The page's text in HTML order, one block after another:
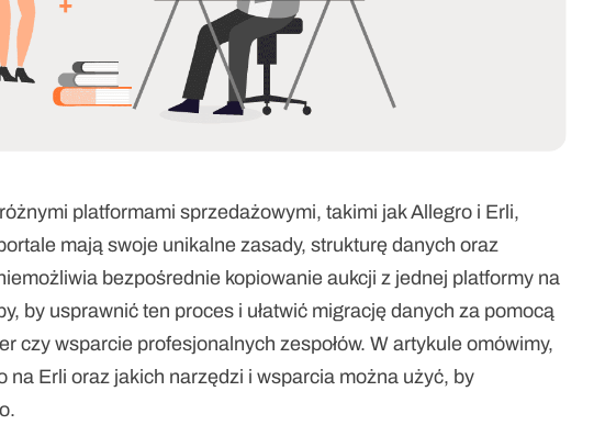
platformami sprzedażowymi, takimi jak Allegro i Erli,
mają swoje unikalne zasady, strukturę danych oraz
bezpośrednie kopiowanie aukcji z jednej platformy na
by usprawnić ten proces i ułatwić migrację danych za pomocą
czy wsparcie profesjonalnych zespołów. W artykule omówimy,
na Erli oraz jakich narzędzi i wsparcia można użyć, by